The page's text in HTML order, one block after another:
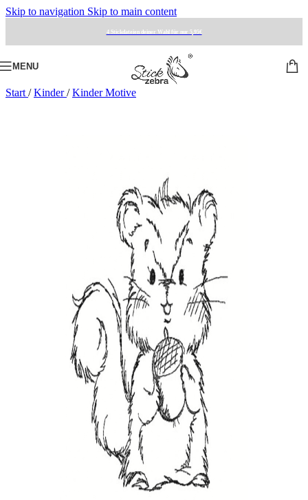
Skip to navigation Skip to main content
4 Stickdateien deiner Wahl für nur 5,95€
MENU
Start / Kinder/ Kinder Motive